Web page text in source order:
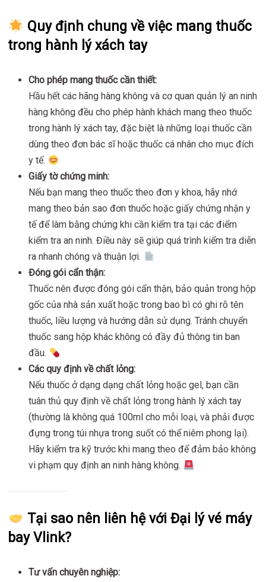
Quy định chung về việc mang thuốc
trong hành lý xách tay
Cho phép mang thuốc cần thiết:
Hầu hết các hãng hàng không và cơ quan quản lý an ninh
hàng không đều cho phép hành khách mang theo thuốc
trong hành lý xách tay, đặc biệt là những loại thuốc cần
dùng theo đơn bác sĩ hoặc thuốc cá nhân cho mục đích
y tế.
Giấy tờ chứng minh:
Nếu bạn mang theo thuốc theo đơn y khoa, hãy nhớ
mang theo bản sao đơn thuốc hoặc giấy chứng nhận y
tế để làm bằng chứng khi cần kiểm tra tại các điểm
kiểm tra an ninh. Điều này sẽ giúp quá trình kiểm tra diễn
ra nhanh chóng và thuận lợi.
Đóng gói cẩn thận:
Thuốc nên được đóng gói cẩn thận, bảo quản trong hộp
gốc của nhà sản xuất hoặc trong bao bì có ghi rõ tên
thuốc, liều lượng và hướng dẫn sử dụng. Tránh chuyển
thuốc sang hộp khác không có đầy đủ thông tin ban
đầu.
Các quy định về chất lỏng:
Nếu thuốc ở dạng dạng chất lỏng hoặc gel, bạn cần
tuân thủ quy định về chất lỏng trong hành lý xách tay
(thường là không quá 100ml cho mỗi loại, và phải được
đựng trong túi nhựa trong suốt có thể niêm phong lại).
Hãy kiểm tra kỹ trước khi mang theo để đảm bảo không
vi phạm quy định an ninh hàng không.
Tại sao nên liên hệ với Đại lý vé máy
bay Vlink?
Tư vấn chuyên nghiệp: